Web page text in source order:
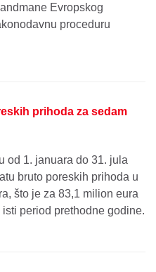
Evropskog
proceduru
prihoda za sedam
od 1. januara do 31. jula
bruto poreskih prihoda u
što je za 83,1 milion eura
period prethodne godine.